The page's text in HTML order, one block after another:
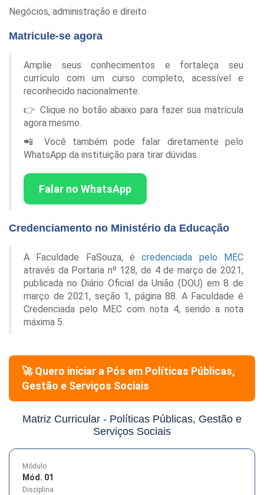
Negócios, administração e direito
Matricule-se agora
Amplie seus conhecimentos e fortaleça seu
currículo com um curso completo, acessível e
reconhecido nacionalmente.
👉 Clique no botão abaixo para fazer sua matrícula
agora mesmo.
📲 Você também pode falar diretamente pelo
WhatsApp da instituição para tirar dúvidas.
Falar no WhatsApp
Credenciamento no Ministério da Educação
A Faculdade FaSouza, écredenciada pelo MEC
através da Portaria nº 128, de 4 de março de 2021,
publicada no Diário Oficial da União (DOU) em 8 de
março de 2021, seção 1, página 88. A Faculdade é
Credenciada pelo MEC com nota 4, sendo a nota
máxima 5.
🚀 Quero iniciar a Pós em Políticas Públicas,
Gestão e Serviços Sociais
Matriz Curricular - Políticas Públicas, Gestão e
Serviços Sociais
Módulo
Mód. 01
Disciplina